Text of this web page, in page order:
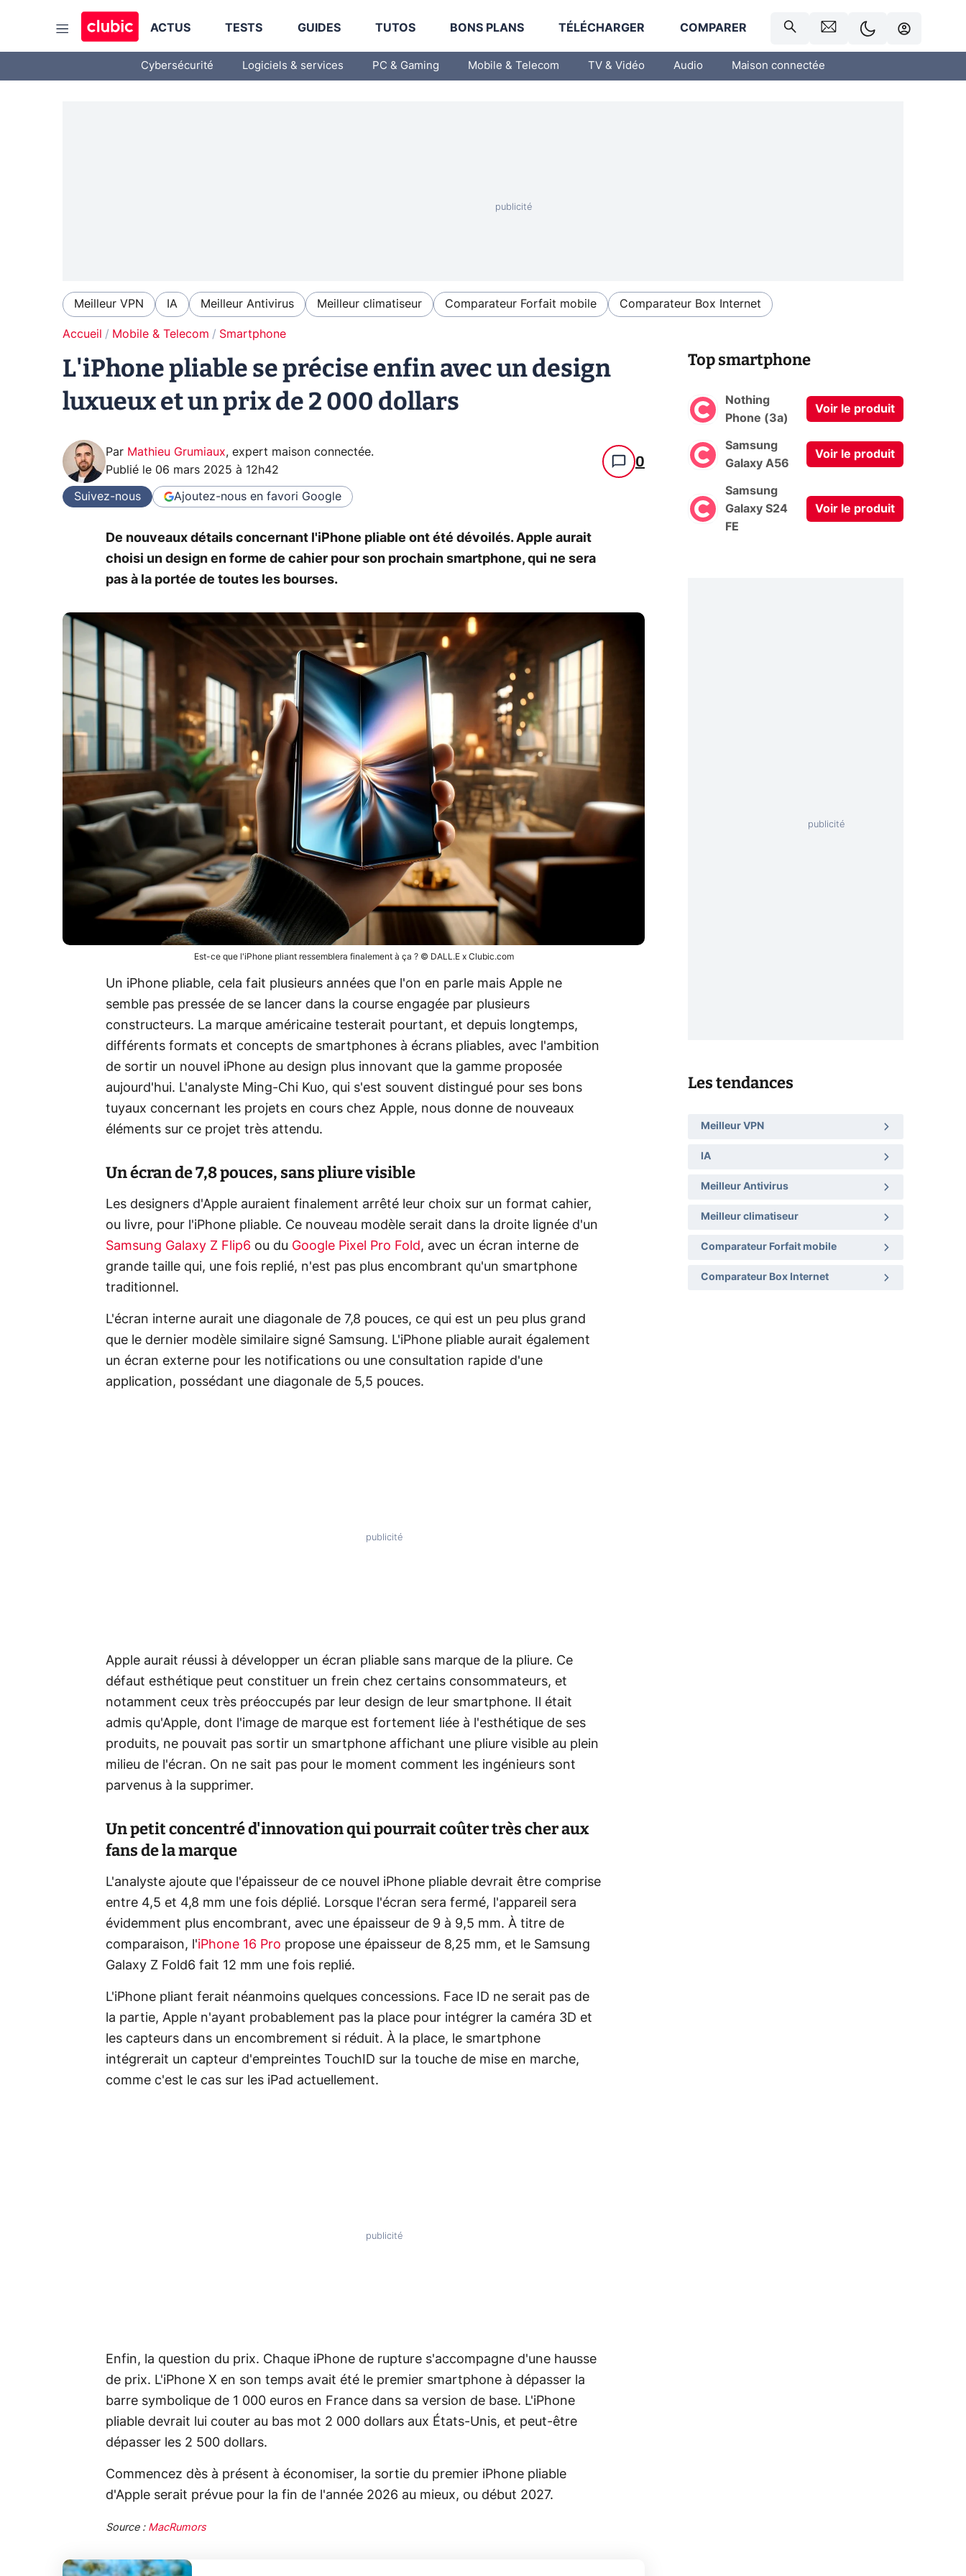
ACTUS TESTS GUIDES TUTOS BONS PLANS TÉLÉCHARGER COMPARER
Cybersécurité Logiciels & services PC & Gaming Mobile & Telecom TV & Vidéo Audio Maison connectée
Meilleur VPN IA Meilleur Antivirus Meilleur climatiseur Comparateur Forfait mobile Comparateur Box Internet
Accueil Mobile & Telecom Smartphone
L'iPhone pliable se précise enfin avec un design
luxueux et un prix de 2 000 dollars
Par Mathieu Grumiaux, expert maison connectée.
Publié le 06 mars 2025 à 12h42 0
Suivez-nous Ajoutez-nous en favori Google
De nouveaux détails concernant l'iPhone pliable ont été dévoilés. Apple aurait
choisi un design en forme de cahier pour son prochain smartphone, qui ne sera
pas à la portée de toutes les bourses.
Est-ce que l'iPhone pliant ressemblera finalement à ça ? © DALL.E x Clubic.com
Un iPhone pliable, cela fait plusieurs années que l'on en parle mais Apple ne
semble pas pressée de se lancer dans la course engagée par plusieurs
constructeurs. La marque américaine testerait pourtant, et depuis longtemps,
différents formats et concepts de smartphones à écrans pliables, avec l'ambition
de sortir un nouvel iPhone au design plus innovant que la gamme proposée
aujourd'hui. L'analyste Ming-Chi Kuo, qui s'est souvent distingué pour ses bons
tuyaux concernant les projets en cours chez Apple, nous donne de nouveaux
éléments sur ce projet très attendu.
Un écran de 7,8 pouces, sans pliure visible
Les designers d'Apple auraient finalement arrêté leur choix sur un format cahier,
ou livre, pour l'iPhone pliable. Ce nouveau modèle serait dans la droite lignée d'un
Samsung Galaxy Z Flip6 ou du Google Pixel Pro Fold, avec un écran interne de
grande taille qui, une fois replié, n'est pas plus encombrant qu'un smartphone
traditionnel.
L'écran interne aurait une diagonale de 7,8 pouces, ce qui est un peu plus grand
que le dernier modèle similaire signé Samsung. L'iPhone pliable aurait également
un écran externe pour les notifications ou une consultation rapide d'une
application, possédant une diagonale de 5,5 pouces.
Apple aurait réussi à développer un écran pliable sans marque de la pliure. Ce
défaut esthétique peut constituer un frein chez certains consommateurs, et
notamment ceux très préoccupés par leur design de leur smartphone. Il était
admis qu'Apple, dont l'image de marque est fortement liée à l'esthétique de ses
produits, ne pouvait pas sortir un smartphone affichant une pliure visible au plein
milieu de l'écran. On ne sait pas pour le moment comment les ingénieurs sont
parvenus à la supprimer.
Un petit concentré d'innovation qui pourrait coûter très cher aux
fans de la marque
L'analyste ajoute que l'épaisseur de ce nouvel iPhone pliable devrait être comprise
entre 4,5 et 4,8 mm une fois déplié. Lorsque l'écran sera fermé, l'appareil sera
évidemment plus encombrant, avec une épaisseur de 9 à 9,5 mm. À titre de
comparaison, l'iPhone 16 Pro propose une épaisseur de 8,25 mm, et le Samsung
Galaxy Z Fold6 fait 12 mm une fois replié.
L'iPhone pliant ferait néanmoins quelques concessions. Face ID ne serait pas de
la partie, Apple n'ayant probablement pas la place pour intégrer la caméra 3D et
les capteurs dans un encombrement si réduit. À la place, le smartphone
intégrerait un capteur d'empreintes TouchID sur la touche de mise en marche,
comme c'est le cas sur les iPad actuellement.
Enfin, la question du prix. Chaque iPhone de rupture s'accompagne d'une hausse
de prix. L'iPhone X en son temps avait été le premier smartphone à dépasser la
barre symbolique de 1 000 euros en France dans sa version de base. L'iPhone
pliable devrait lui couter au bas mot 2 000 dollars aux États-Unis, et peut-être
dépasser les 2 500 dollars.
Commencez dès à présent à économiser, la sortie du premier iPhone pliable
d'Apple serait prévue pour la fin de l'année 2026 au mieux, ou début 2027.
Source : MacRumors
Top smartphone
Nothing
Phone (3a)
Voir le produit
Samsung
Galaxy A56
Voir le produit
Samsung
Galaxy S24
FE
Voir le produit
Les tendances
Meilleur VPN
IA
Meilleur Antivirus
Meilleur climatiseur
Comparateur Forfait mobile
Comparateur Box Internet